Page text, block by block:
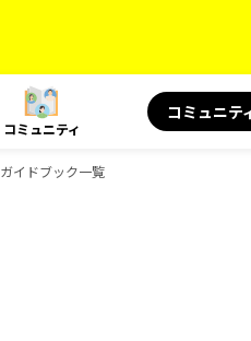
コミュニティ
コミュニテ
イドブック一覧